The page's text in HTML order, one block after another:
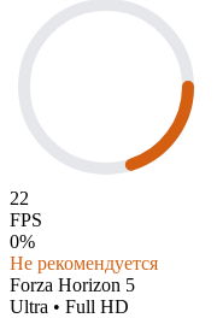
22
FPS
0%
Не рекомендуется
Forza Horizon 5
Ultra • Full HD